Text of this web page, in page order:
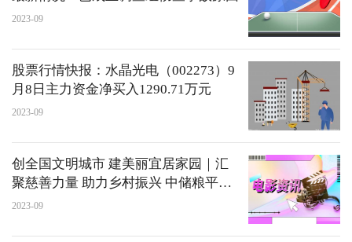
2023-09
股票行情快报：水晶光电（002273）9
月8日主力资金净买入1290.71万元
2023-09
​创全国文明城市 建美丽宜居家园｜汇
聚慈善力量 助力乡村振兴 中储粮平顶
山直属库踊跃为公益奉献爱心
2023-09